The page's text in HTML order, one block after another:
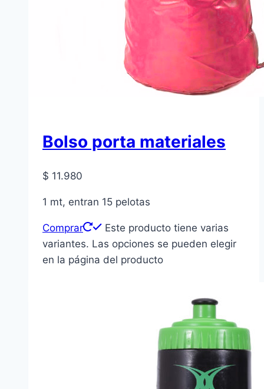
Bolso porta materiales
$ 11.980
1 mt, entran 15 pelotas
Comprar
Este producto tiene varias
variantes. Las opciones se pueden elegir
en la página del producto